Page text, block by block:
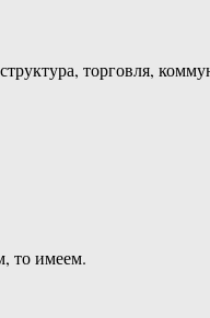
торговля,
то имеем.